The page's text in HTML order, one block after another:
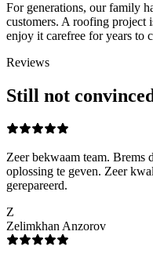
For generations, our family
customers. A roofing project
enjoy it carefree for years to
Reviews
Still not
Zeer bekwaam team. Brems
oplossing te geven. Zeer
gerepareerd.
Z
Zelimkhan Anzorov